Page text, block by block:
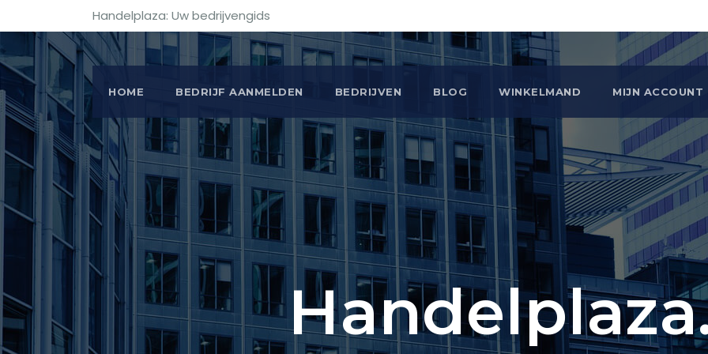
Handelplaza: Uw bedrijvengids
HOME BEDRIJF AANMELDEN BEDRIJVEN BLOG WINKELMAND MIJN ACCOUNT